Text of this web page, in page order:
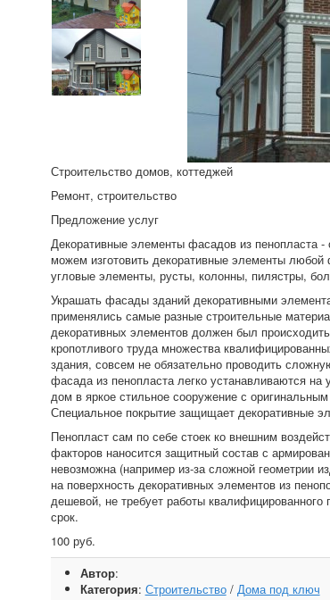
Строительство домов, коттеджей
Ремонт, строительство
Предложение услуг
Декоративные элементы фасадов из
можем изготовить декоративные элементы
угловые элементы, русты, колонны, пилястры,
Украшать фасады зданий декоративными
применялись самые разные строительные
декоративных элементов должен был
кропотливого труда множества
здания, совсем не обязательно проводить
фасада из пенопласта легко устанавливаются на
дом в яркое стильное сооружение с
Специальное покрытие защищает декоративные
Пенопласт сам по себе стоек ко внешним
факторов наносится защитный состав с
невозможна (например из-за сложной геометрии
на поверхность декоративных элементов из
дешевой, не требует работы квалифицированного
срок.
100 руб.
Автор:
Категория: Строительство/ Дома под ключ